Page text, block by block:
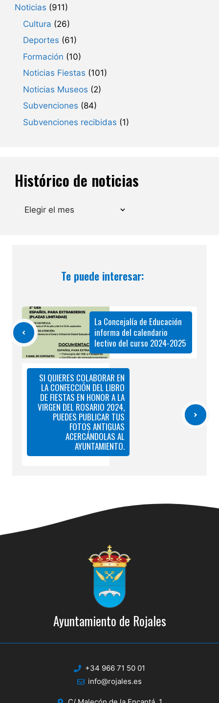
Noticias (911)
Cultura (26)
Deportes (61)
Formación (10)
Noticias Fiestas (101)
Noticias Museos (2)
Subvenciones (84)
Subvenciones recibidas (1)
Histórico de noticias
Archivos
Te puede interesar:
La Concejalía de Educación
informa del calendario
lectivo del curso 2024-2025
SI QUIERES COLABORAR EN
LA CONFECCIÓN DEL LIBRO
DE FIESTAS EN HONOR A LA
VIRGEN DEL ROSARIO 2024,
PUEDES PUBLICAR TUS
FOTOS ANTIGUAS
ACERCÁNDOLAS AL
AYUNTAMIENTO.
Ayuntamiento de Rojales
+34 966 71 50 01
info@rojales.es